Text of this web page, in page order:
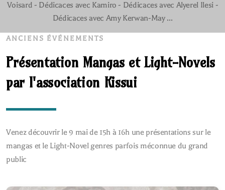
Voisard - Dédicaces avec Kamiro - Dédicaces avec Alyerel Ilesi -
Dédicaces avec Amy Kerwan-May ...
ANCIENS ÉVÉNEMENTS
Présentation Mangas et Light-Novels
par l'association Kissui
Venez découvrir le 9 mai de 15h à 16h une présentations sur le
mangas et le Light-Novel genres parfois méconnue du grand
public